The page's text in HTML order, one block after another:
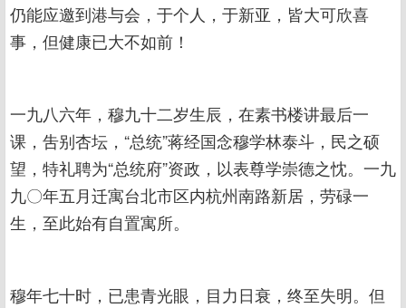
仍能应邀到港与会，于个人，于新亚，皆大可欣喜
事，但健康已大不如前！
一九八六年，穆九十二岁生辰，在素书楼讲最后一
课，吿别杏坛，“总统”蒋经国念穆学林泰斗，民之硕
望，特礼聘为“总统府”资政，以表尊学崇德之忱。一九
九〇年五月迁寓台北市区内杭州南路新居，劳碌一
生，至此始有自置寓所。
穆年七十时，已患青光眼，目力日衰，终至失明。但